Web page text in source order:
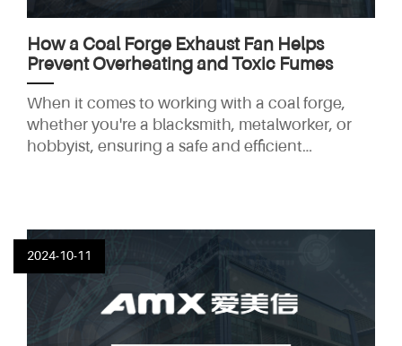
How a Coal Forge Exhaust Fan Helps
Prevent Overheating and Toxic Fumes
When it comes to working with a coal forge,
whether you're a blacksmith, metalworker, or
hobbyist, ensuring a safe and efficient
an effective exhaust fan system. Coal forges
produce intense heat and toxic fumes, which
can pose significant health risks and reduce the
longevity of your equipment if not properly
managed. This is where a coal forge exhaust
fan becomes
2024-10-11